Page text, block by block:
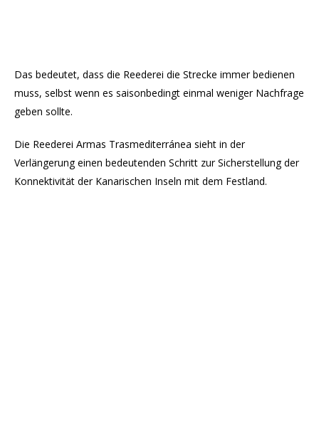
Das bedeutet, dass die Reederei die Strecke immer bedienen
muss, selbst wenn es saisonbedingt einmal weniger Nachfrage
geben sollte.
Die Reederei Armas Trasmediterránea sieht in der
Verlängerung einen bedeutenden Schritt zur Sicherstellung der
Konnektivität der Kanarischen Inseln mit dem Festland.